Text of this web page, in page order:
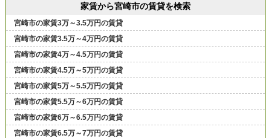
家賃から宮崎市の賃貸を検索
宮崎市の家賃3万～3.5万円の賃貸
宮崎市の家賃3.5万～4万円の賃貸
宮崎市の家賃4万～4.5万円の賃貸
宮崎市の家賃4.5万～5万円の賃貸
宮崎市の家賃5万～5.5万円の賃貸
宮崎市の家賃5.5万～6万円の賃貸
宮崎市の家賃6万～6.5万円の賃貸
宮崎市の家賃6.5万～7万円の賃貸